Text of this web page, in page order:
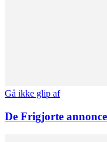
Gå ikke glip af
De Frigjorte